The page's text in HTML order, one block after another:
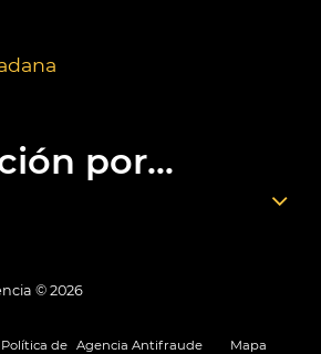
por...
© 2026
Política de Agencia Antifraude Mapa